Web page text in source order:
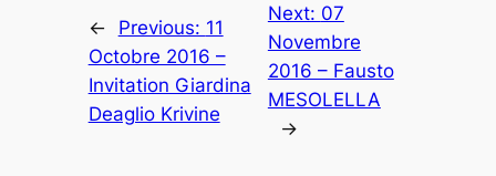
← Previous: 11
Octobre 2016 –
Invitation Giardina
Deaglio Krivine
Next: 07
Novembre
2016 – Fausto
MESOLELLA
→